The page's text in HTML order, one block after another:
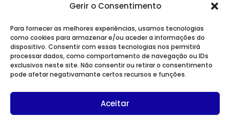
Gerir o Consentimento
Para fornecer as melhores experiências, usamos tecnologias
como cookies para armazenar e/ou aceder a informações do
dispositivo. Consentir com essas tecnologias nos permitirá
processar dados, como comportamento de navegação ou IDs
exclusivos neste site. Não consentir ou retirar o consentimento
pode afetar negativamante certos recursos e funções.
Aceitar
SITE INSTITUCIONAL
POLÍTICA DE PRIVACIDADE